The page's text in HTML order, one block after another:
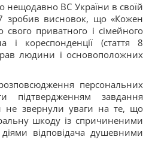
нещодавно ВС України в своїй
зробив висновок, що «Кожен
приватного і сімейного
кореспонденції (стаття 8
людини і основоположних
персональних
завдання
не звернули уваги на те, що
шкоду із спричиненими
відповідача душевними